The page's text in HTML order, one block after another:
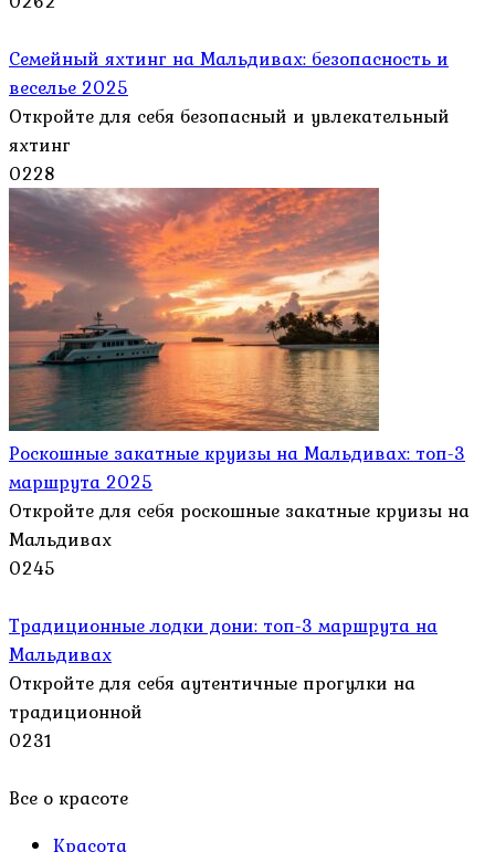
Семейный яхтинг на Мальдивах: безопасность и
веселье 2025
Откройте для себя безопасный и увлекательный
яхтинг
0228
Роскошные закатные круизы на Мальдивах: топ-3
маршрута 2025
Откройте для себя роскошные закатные круизы на
Мальдивах
0245
Традиционные лодки дони: топ-3 маршрута на
Мальдивах
Откройте для себя аутентичные прогулки на
традиционной
0231
Все о красоте
Красота